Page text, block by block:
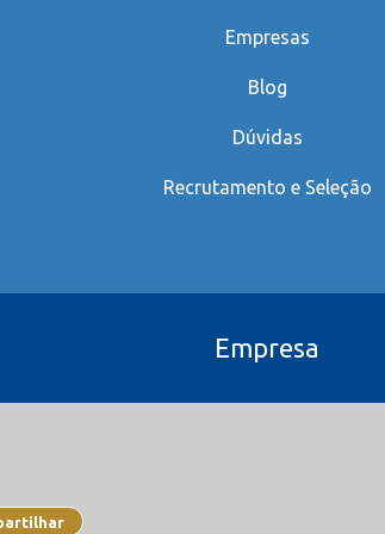
Empresas
Blog
Dúvidas
Recrutamento e Seleção
Empresa